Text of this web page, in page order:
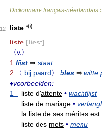
Dictionnaire français-néerlandais >
12
liste
liste [liest]
〈v.〉
1 lijst ⇒ staat
2
〈 bij paard〉 bles ⇒ witte
♦voorbeelden:
1
liste d'attente • wachtlijst
liste de mariage •
la liste de ses mérites est
liste des mets • menu